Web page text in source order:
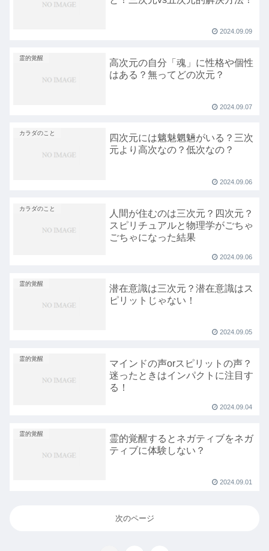
2024.09.09
霊的覚醒
高次元の自分「魂」に性格や個性
はある？無ってどの次元？
2024.09.07
カラダのこと
四次元には魑魅魍魎がいる？三次
元より高次なの？低次なの？
2024.09.06
カラダのこと
人間が住むのは三次元？四次元？
スピリチュアルと物理学がごちゃ
ごちゃになった結果
2024.09.06
霊的覚醒
潜在意識は三次元？潜在意識はス
ピリットじゃない！
2024.09.05
霊的覚醒
マインドの声orスピリットの声？
迷ったときはインパクトに注目す
る！
2024.09.04
霊的覚醒
霊的覚醒するとネガティブをネガ
ティブに体験しない？
2024.09.01
次のページ